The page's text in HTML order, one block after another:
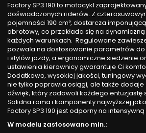
Factory SP3 190 to motocykl
doświadczonych riderów. Z
pojemności 190 cm³, dostarcza
obrotowy, co przekłada się na
każdych warunkach. Regulowane
pozwala na dostosowanie parametrów do
i stylów jazdy, a ergonomiczne siedzenie
ustawienia kierownicy gwarantuje Ci
Dodatkowo, wysokiej jakości, tuningowy
nie tylko poprawia osiągi, ale także
dźwięk, który zadowoli każdego entuzjastę
Solidna rama i komponenty najwyższej
Factory SP3 190 jest odporny na
W modelu zastosowano min.: